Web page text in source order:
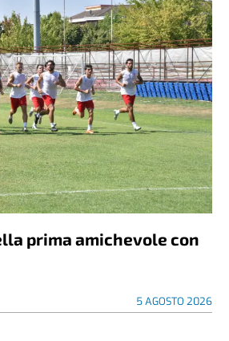
prima amichevole con
5 AGOSTO 2026